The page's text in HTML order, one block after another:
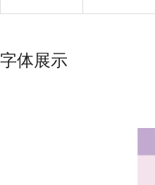
字体展示